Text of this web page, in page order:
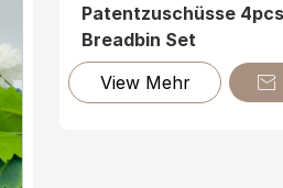
Patentzuschüsse 4pcs
Breadbin Set
View Mehr
